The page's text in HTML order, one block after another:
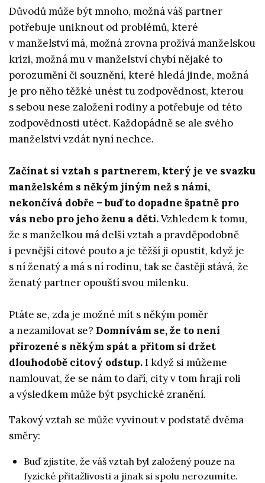
Důvodů může být mnoho, možná váš partner
potřebuje uniknout od problémů, které
v manželství má, možná zrovna prožívá manželskou
krizi, možná mu v manželství chybí nějaké to
porozumění či souznění, které hledá jinde, možná
je pro něho těžké unést tu zodpovědnost, kterou
s sebou nese založení rodiny a potřebuje od této
zodpovědnosti utéct. Každopádně se ale svého
manželství vzdát nyní nechce.
Začínat si vztah s partnerem, který je ve svazku
manželském s někým jiným než s námi,
nekončívá dobře – buď to dopadne špatně pro
vás nebo pro jeho ženu a děti.Vzhledem k tomu,
že s manželkou má delší vztah a pravděpodobně
i pevnější citové pouto a je těžší ji opustit, když je
s ní ženatý a má s ní rodinu, tak se častěji stává, že
ženatý partner opouští svou milenku.
Ptáte se, zda je možné mít s někým poměr
a nezamilovat se? Domnívám se, že to není
přirozené s někým spát a přitom si držet
dlouhodobě citový odstup.I když si můžeme
namlouvat, že se nám to daří, city v tom hrají roli
a výsledkem může být psychické zranění.
Takový vztah se může vyvinout v podstatě dvěma
směry:
Buď zjistíte, že váš vztah byl založený pouze na
fyzické přitažlivosti a jinak si spolu nerozumíte.